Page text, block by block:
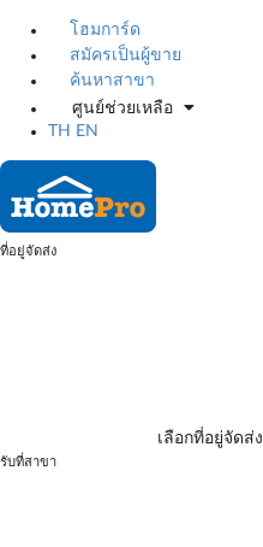
โฮมการ์ด
สมัครเป็นผู้ขาย
ค้นหาสาขา
ศูนย์ช่วยเหลือ
TH
EN
ที่อยู่จัดส่ง
เลือกที่อยู่จัดส่ง
รับที่สาขา